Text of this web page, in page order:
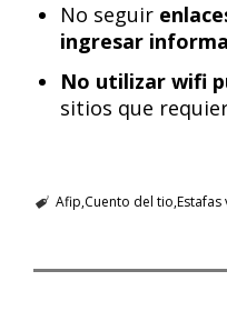
No seguir
ingresar
No utilizar wifi
sitios que
Afip Cuento del tio Estafas